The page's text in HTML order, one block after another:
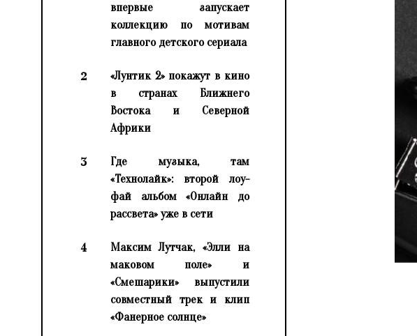
впервые запускает
коллекцию по мотивам
главного детского сериала
2
«Лунтик 2» покажут в кино
в странах Ближнего
Востока и Северной
Африки
3
Где музыка, там
«Технолайк»: второй лоу-
фай альбом «Онлайн до
рассвета» уже в сети
4
Максим Лутчак, «Элли на
маковом поле» и
«Смешарики» выпустили
совместный трек и клип
«Фанерное солнце»